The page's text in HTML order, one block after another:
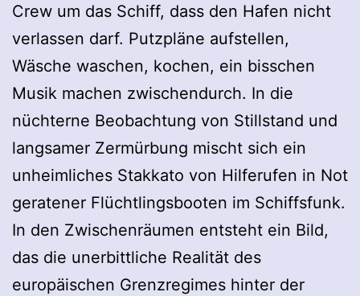
Crew um das Schiff, dass den Hafen nicht
verlassen darf. Putzpläne aufstellen,
Wäsche waschen, kochen, ein bisschen
Musik machen zwischendurch. In die
nüchterne Beobachtung von Stillstand und
langsamer Zermürbung mischt sich ein
unheimliches Stakkato von Hilferufen in Not
geratener Flüchtlingsbooten im Schiffsfunk.
In den Zwischenräumen entsteht ein Bild,
das die unerbittliche Realität des
europäischen Grenzregimes hinter der